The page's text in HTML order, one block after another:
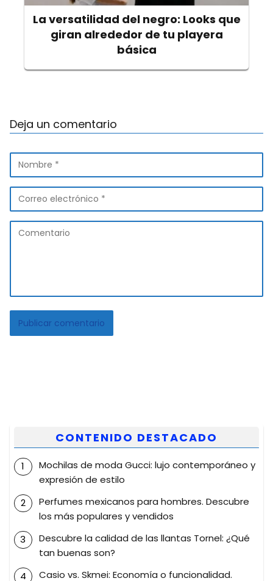
La versatilidad del negro: Looks que
giran alrededor de tu playera
básica
Deja un comentario
CONTENIDO DESTACADO
Mochilas de moda Gucci: lujo contemporáneo y
expresión de estilo
Perfumes mexicanos para hombres. Descubre
los más populares y vendidos
Descubre la calidad de las llantas Tornel: ¿Qué
tan buenas son?
Casio vs. Skmei: Economía o funcionalidad.